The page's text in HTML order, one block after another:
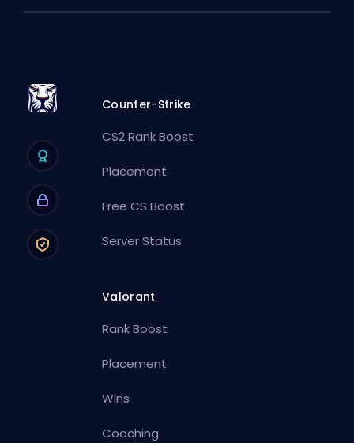
Counter-Strike
CS2 Rank Boost
Placement
Free CS Boost
Server Status
Valorant
Rank Boost
Placement
Wins
Coaching